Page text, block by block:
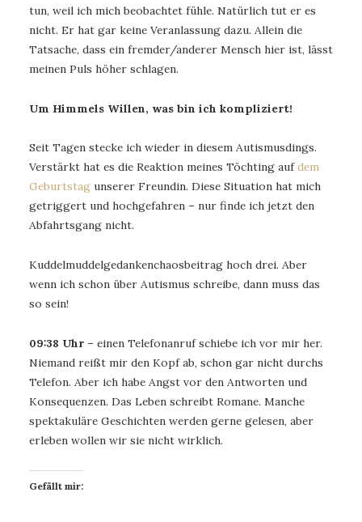
tun, weil ich mich beobachtet fühle. Natürlich tut er es
nicht. Er hat gar keine Veranlassung dazu. Allein die
Tatsache, dass ein fremder/anderer Mensch hier ist, lässt
meinen Puls höher schlagen.
Um Himmels Willen, was bin ich kompliziert!
Seit Tagen stecke ich wieder in diesem Autismusdings.
Verstärkt hat es die Reaktion meines Töchting aufdem
Geburtstag unserer Freundin. Diese Situation hat mich
getriggert und hochgefahren – nur finde ich jetzt den
Abfahrtsgang nicht.
Kuddelmuddelgedankenchaosbeitrag hoch drei. Aber
wenn ich schon über Autismus schreibe, dann muss das
so sein!
09:38 Uhr – einen Telefonanruf schiebe ich vor mir her.
Niemand reißt mir den Kopf ab, schon gar nicht durchs
Telefon. Aber ich habe Angst vor den Antworten und
Konsequenzen. Das Leben schreibt Romane. Manche
spektakuläre Geschichten werden gerne gelesen, aber
erleben wollen wir sie nicht wirklich.
Gefällt mir: